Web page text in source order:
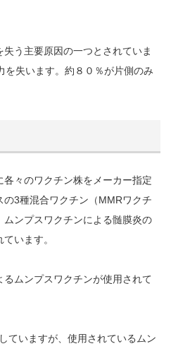
う主要原因の一つとされていま
失います。約８０％が片側のみ
々のワクチン株をメーカー指定
3種混合ワクチン（MMRワクチ
ンプスワクチンによる髄膜炎の
います。
ムンプスワクチンが使用されて
ていますが、使用されているムン